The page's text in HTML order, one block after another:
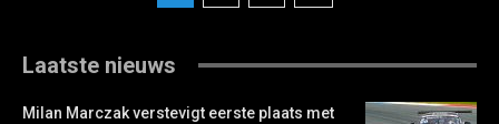
Laatste nieuws
Milan Marczak verstevigt eerste plaats met